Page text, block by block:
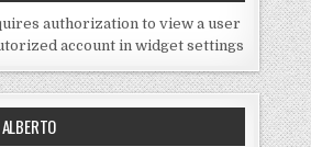
authorization to view a user
account in widget settings